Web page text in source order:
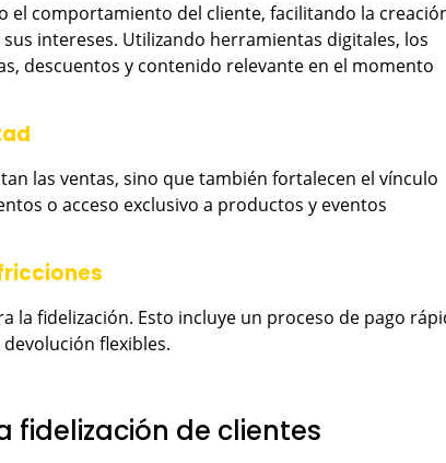
el comportamiento del cliente, facilitando la
intereses. Utilizando herramientas digitales, los
descuentos y contenido relevante en el momento
las ventas, sino que también fortalecen el vínculo
o acceso exclusivo a productos y eventos
la fidelización. Esto incluye un proceso de pago
flexibles.
fidelización de clientes